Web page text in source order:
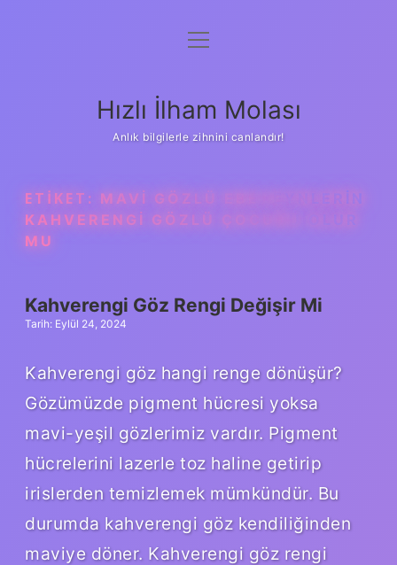
Anasayfa
Yasal Uyarı
menüyü
Hızlı İlham Molası
Anlık bilgilerle zihnini canlandır!
ETIKET: MAVI GÖZLÜ EBEVEYNLERIN
KAHVERENGI GÖZLÜ ÇOCUĞU OLUR
MU
Kahverengi Göz Rengi Değişir Mi
Tarih: Eylül 24, 2024
Kahverengi göz hangi renge dönüşür?
Gözümüzde pigment hücresi yoksa
mavi-yeşil gözlerimiz vardır. Pigment
hücrelerini lazerle toz haline getirip
irislerden temizlemek mümkündür. Bu
durumda kahverengi göz kendiliğinden
maviye döner. Kahverengi göz rengi